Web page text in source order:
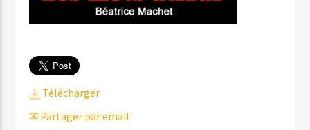
Télécharger
✉ Partager par email